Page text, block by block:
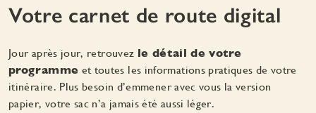
Votre carnet de route digital
Jour après jour, retrouvez le détail de votre
programme et toutes les informations pratiques de votre
itinéraire. Plus besoin d’emmener avec vous la version
papier, votre sac n’a jamais été aussi léger.